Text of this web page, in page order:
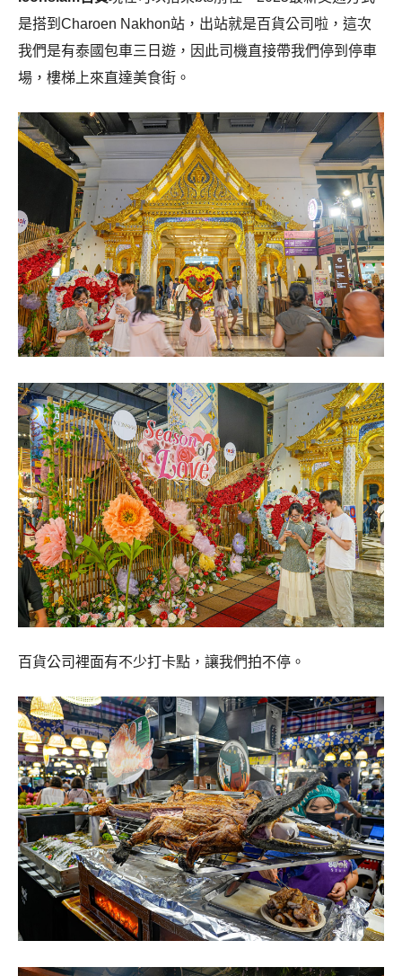
是搭到Charoen Nakhon站，出站就是百貨公司啦，這次
我們是有泰國包車三日遊，因此司機直接帶我們停到停車
場，樓梯上來直達美食街。
百貨公司裡面有不少打卡點，讓我們拍不停。